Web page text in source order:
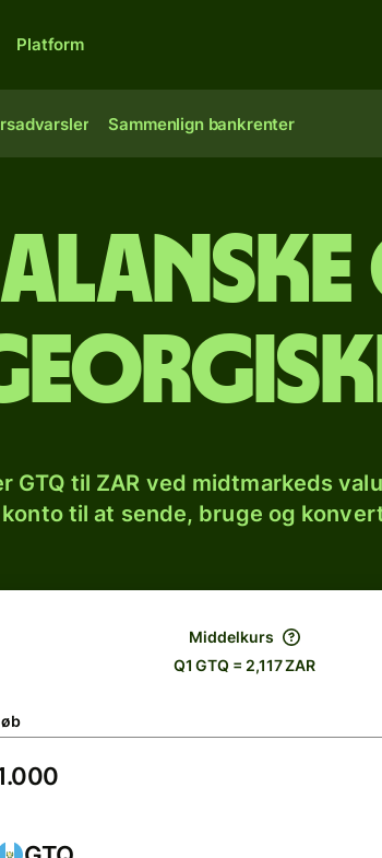
Platform
Sammenlign bankrenter
GTQ til ZAR ved midtmarkeds
til at sende, bruge og
Middelkurs
Q1 GTQ = 2,117 ZAR